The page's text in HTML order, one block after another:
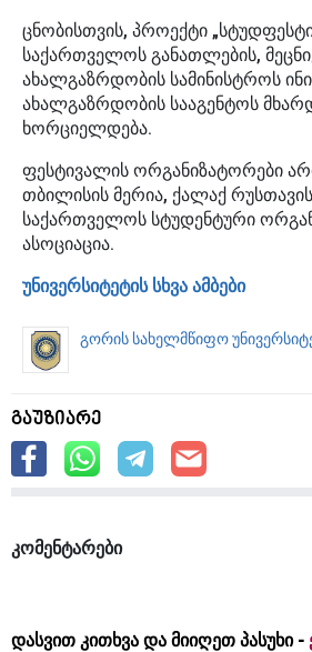
ცნობისთვის, პროექტი
საქართველოს განათლების,
ახალგაზრდობის სამინისტროს
ახალგაზრდობის სააგენტოს
ხორციელდება.
ფესტივალის ორგანიზატორები
თბილისის მერია, ქალაქ
საქართველოს სტუდენტური
ასოციაცია.
უნივერსიტეტის სხვა ამბები
გორის სახელმწიფო
გაუზიარე
კომენტარები
დასვით კითხვა და მიიღეთ პასუხი -